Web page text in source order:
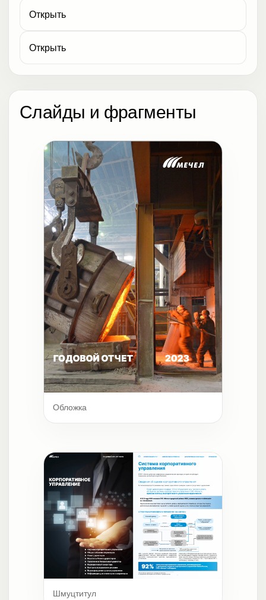
Открыть
Открыть
Слайды и фрагменты
Обложка
Шмуцтитул